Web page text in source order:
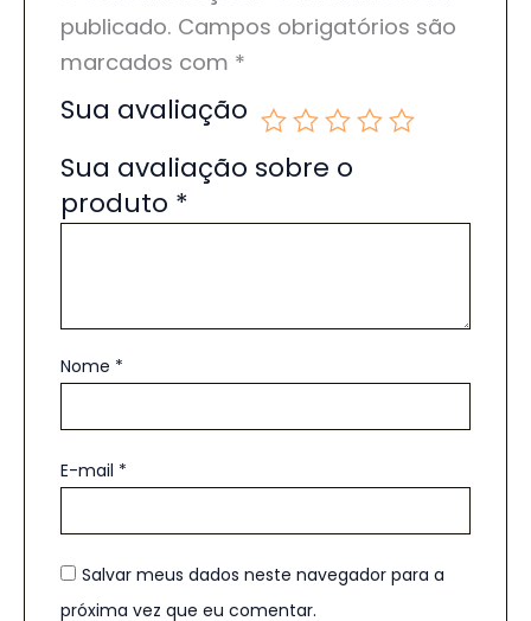
publicado. Campos obrigatórios são
marcados com *
Sua avaliação
Sua avaliação sobre o
produto *
Nome *
E-mail *
Salvar meus dados neste navegador para a
próxima vez que eu comentar.